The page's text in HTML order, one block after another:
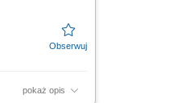
pokaż opis